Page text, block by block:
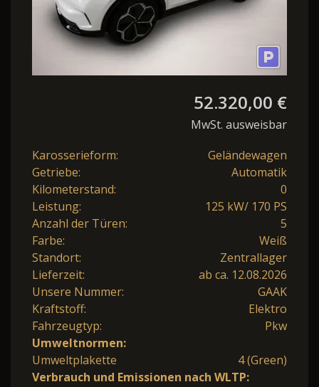
52.320,00 €
MwSt. ausweisbar
Karosserieform:
Geländewagen
Getriebe:
Automatik
Kilometerstand:
0
Leistung:
125 kW/ 170 PS
Anzahl der Türen:
5
Farbe:
Weiß
Standort:
Zentrallager
Lieferzeit:
ab ca. 12.08.2026
Unsere Nummer:
GAAK
Kraftstoff:
Elektro
Fahrzeugtyp:
Pkw
Umweltnormen:
Umweltplakette
4 (Green)
Verbrauch und Emissionen nach WLTP: